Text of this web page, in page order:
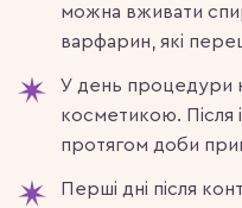
можна вживати
варфарин, які
У день процедури
косметикою. Після
протягом доби
Перші дні після